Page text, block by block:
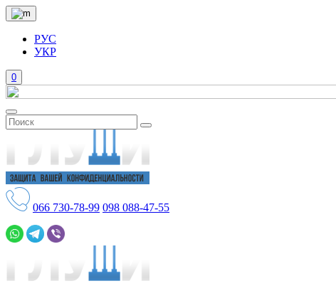
РУС
УКР
0
066 730-78-99 098 088-47-55